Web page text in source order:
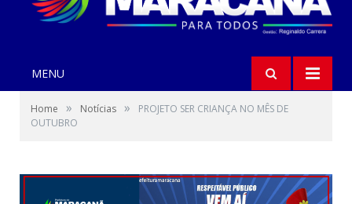
MENU
Home » Notícias »
PROJETO SER CRIANÇA NO MÊS DE
OUTUBRO